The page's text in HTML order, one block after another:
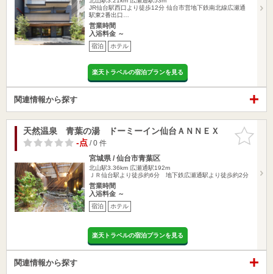
JR仙台駅西口より徒歩12分 仙台市営地下鉄南北線広瀬通
駅東2番出口…
営業時間
入浴料金 ～
宿泊 ホテル
楽天トラベルの宿泊プランを見る
関連情報から探す
お気に入
りに追加
天然温泉 青葉の湯 ドーミーイン仙台ＡＮＮＥＸ
-点/ 0 件
宮城県 / 仙台市青葉区
北山駅3.36km 広瀬通駅192m
ＪＲ仙台駅より徒歩約6分 地下鉄広瀬通駅より徒歩約2分
営業時間
入浴料金 ～
宿泊 ホテル
楽天トラベルの宿泊プランを見る
関連情報から探す